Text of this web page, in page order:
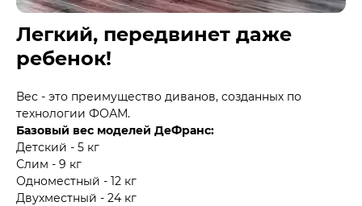
Легкий, передвинет даже
ребенок!
Вес - это преимущество диванов, созданных по
технологии ФОАМ.
Базовый вес моделей ДеФранс:
Детский - 5 кг
Слим - 9 кг
Одноместный - 12 кг
Двухместный - 24 кг